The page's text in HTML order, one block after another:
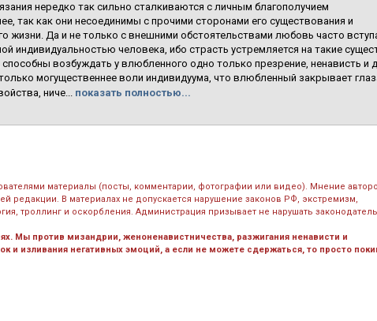
нередко так сильно сталкиваются с личным благополучием
так как они несоединимы с прочими сторонами его существования и
жизни. Да и не только с внешними обстоятельствами любовь часто
индивидуальностью человека, ибо страсть устремляется на такие
возбуждать у влюбленного одно только презрение, ненависть и
могущественнее воли индивидуума, что влюбленный закрывает
ниче... показать полностью...
материалы (посты, комментарии, фотографии или видео). Мнение
редакции. В материалах не допускается нарушение законов РФ, экстремизм,
троллинг и оскорбления. Администрация призывает не нарушать
Мы против мизандрии, женоненавистничества, разжигания ненависти и
изливания негативных эмоций, а если не можете сдержаться, то просто